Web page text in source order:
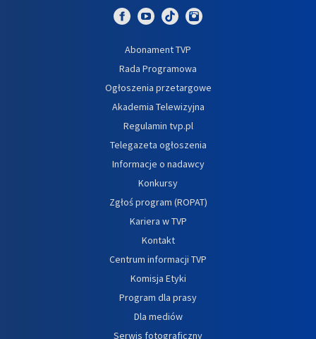
Abonament TVP
Rada Programowa
Ogłoszenia przetargowe
Akademia Telewizyjna
Regulamin tvp.pl
Telegazeta ogłoszenia
Informacje o nadawcy
Konkursy
Zgłoś program (ROPAT)
Kariera w TVP
Kontakt
Centrum informacji TVP
Komisja Etyki
Program dla prasy
Dla mediów
Serwis fotograficzny